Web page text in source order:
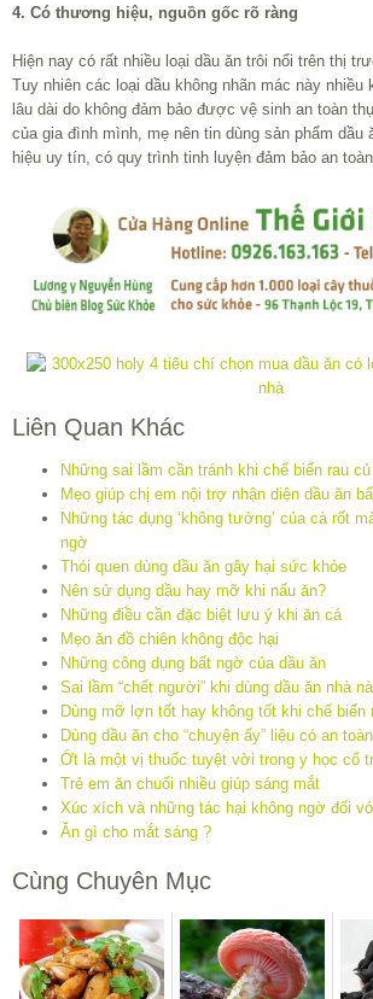
4. Có thương hiệu, nguồn gốc rõ ràng
Hiện nay có rất nhiều loại dầu ăn trôi nổi trên thị
Tuy nhiên các loại dầu không nhãn mác này nhiều
lâu dài do không đảm bảo được vệ sinh an toàn
của gia đình mình, mẹ nên tin dùng sản phẩm
hiệu uy tín, có quy trình tinh luyện đảm bảo an
Liên Quan Khác
Những sai lầm cần tránh khi chế biến rau củ
Mẹo giúp chị em nội trợ nhận diện dầu ăn
Những tác dụng ‘không tưởng’ của cà rốt
ngờ
Thói quen dùng dầu ăn gây hại sức khỏe
Nên sử dụng dầu hay mỡ khi nấu ăn?
Những điều cần đặc biệt lưu ý khi ăn cá
Mẹo ăn đồ chiên không độc hại
Những công dụng bất ngờ của dầu ăn
Sai lầm “chết người” khi dùng dầu ăn nhà
Dùng mỡ lợn tốt hay không tốt khi chế biến
Dùng dầu ăn cho “chuyện ấy” liệu có an
Ớt là một vị thuốc tuyệt vời trong y học cổ
Trẻ em ăn chuối nhiều giúp sáng mắt
Xúc xích và những tác hại không ngờ đối
Ăn gì cho mắt sáng ?
Cùng Chuyên Mục